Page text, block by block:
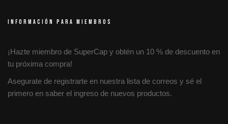
INFORMACIÓN PARA MIEMBROS
¡Hazte miembro de SuperCap y obtén un 10 % de descuento en
tu próxima compra!
Asegurate de registrarte en nuestra lista de correos y sé el
primero en saber el ingreso de nuevos productos.